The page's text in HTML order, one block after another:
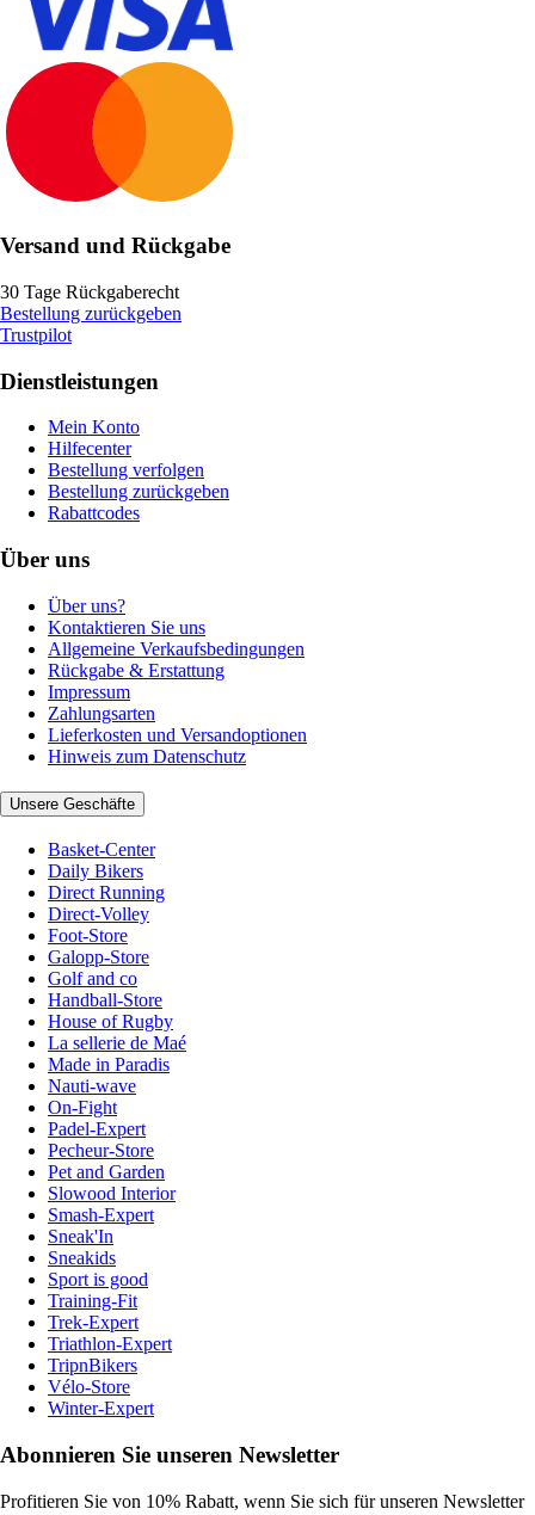
Versand und Rückgabe
30 Tage Rückgaberecht
Bestellung zurückgeben
Trustpilot
Dienstleistungen
Mein Konto
Hilfecenter
Bestellung verfolgen
Bestellung zurückgeben
Rabattcodes
Über uns
Über uns?
Kontaktieren Sie uns
Allgemeine Verkaufsbedingungen
Rückgabe & Erstattung
Impressum
Zahlungsarten
Lieferkosten und Versandoptionen
Hinweis zum Datenschutz
Unsere Geschäfte
Basket-Center
Daily Bikers
Direct Running
Direct-Volley
Foot-Store
Galopp-Store
Golf and co
Handball-Store
House of Rugby
La sellerie de Maé
Made in Paradis
Nauti-wave
On-Fight
Padel-Expert
Pecheur-Store
Pet and Garden
Slowood Interior
Smash-Expert
Sneak'In
Sneakids
Sport is good
Training-Fit
Trek-Expert
Triathlon-Expert
TripnBikers
Vélo-Store
Winter-Expert
Abonnieren Sie unseren Newsletter
Profitieren Sie von 10% Rabatt, wenn Sie sich für unseren Newsletter